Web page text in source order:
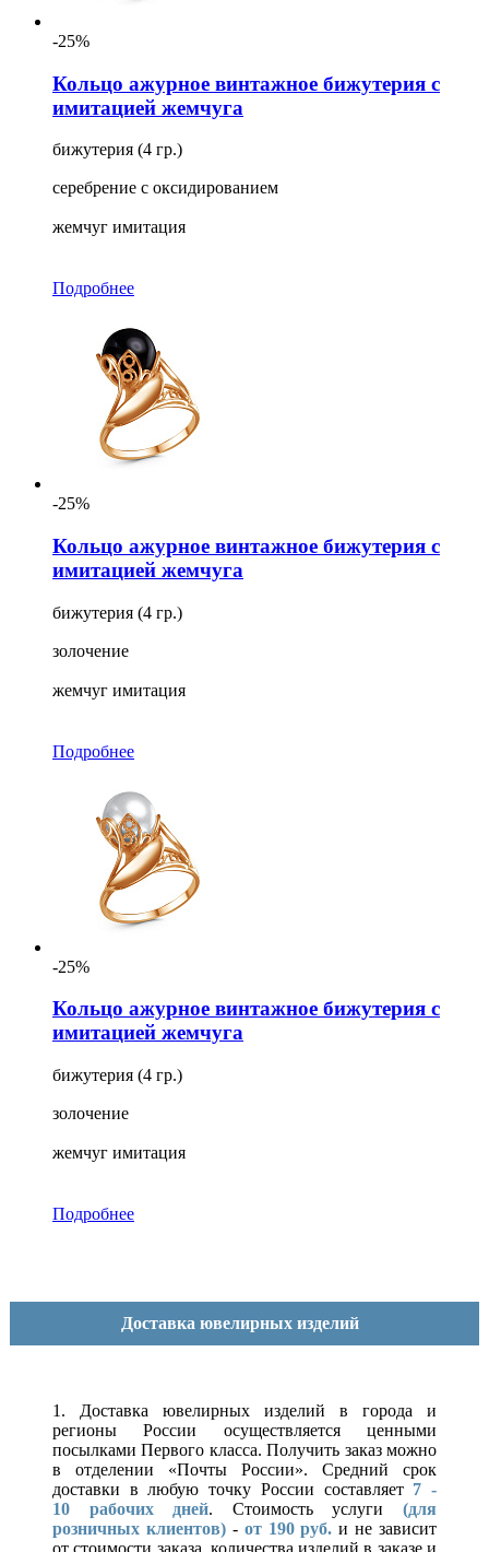
-25%
Кольцо ажурное винтажное бижутерия с
имитацией жемчуга
бижутерия (4 гр.)
серебрение с оксидированием
жемчуг имитация
Подробнее
-25%
Кольцо ажурное винтажное бижутерия с
имитацией жемчуга
бижутерия (4 гр.)
золочение
жемчуг имитация
Подробнее
-25%
Кольцо ажурное винтажное бижутерия с
имитацией жемчуга
бижутерия (4 гр.)
золочение
жемчуг имитация
Подробнее
Доставка ювелирных изделий
1. Доставка ювелирных изделий в города и
регионы России осуществляется ценными
посылками Первого класса. Получить заказ можно
в отделении «Почты России». Средний срок
доставки в любую точку России составляет 7 -
10 рабочих дней. Стоимость услуги(для
розничных клиентов)- от 190 руб. и не зависит